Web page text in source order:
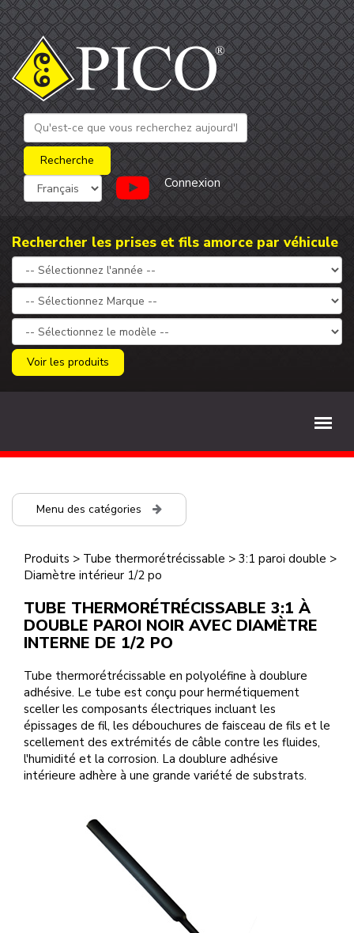
Connexion
Rechercher les prises et fils amorce par véhicule
Voir les produits
Menu des catégories
Produits > Tube thermorétrécissable > 3:1 paroi double >
Diamètre intérieur 1/2 po
TUBE THERMORÉTRÉCISSABLE 3:1 À
DOUBLE PAROI NOIR AVEC DIAMÈTRE
INTERNE DE 1/2 PO
Tube thermorétrécissable en polyoléfine à doublure
adhésive. Le tube est conçu pour hermétiquement
sceller les composants électriques incluant les
épissages de fil, les débouchures de faisceau de fils et le
scellement des extrémités de câble contre les fluides,
l'humidité et la corrosion. La doublure adhésive
intérieure adhère à une grande variété de substrats.